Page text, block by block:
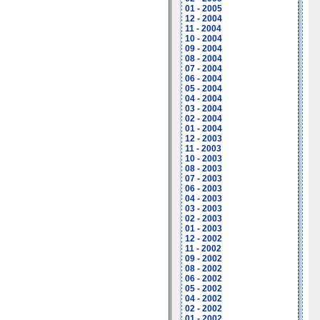
01 - 2005
12 - 2004
11 - 2004
10 - 2004
09 - 2004
08 - 2004
07 - 2004
06 - 2004
05 - 2004
04 - 2004
03 - 2004
02 - 2004
01 - 2004
12 - 2003
11 - 2003
10 - 2003
08 - 2003
07 - 2003
06 - 2003
04 - 2003
03 - 2003
02 - 2003
01 - 2003
12 - 2002
11 - 2002
09 - 2002
08 - 2002
06 - 2002
05 - 2002
04 - 2002
02 - 2002